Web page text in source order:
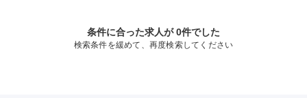
条件に合った求人が 0件でした
検索条件を緩めて、再度検索してください